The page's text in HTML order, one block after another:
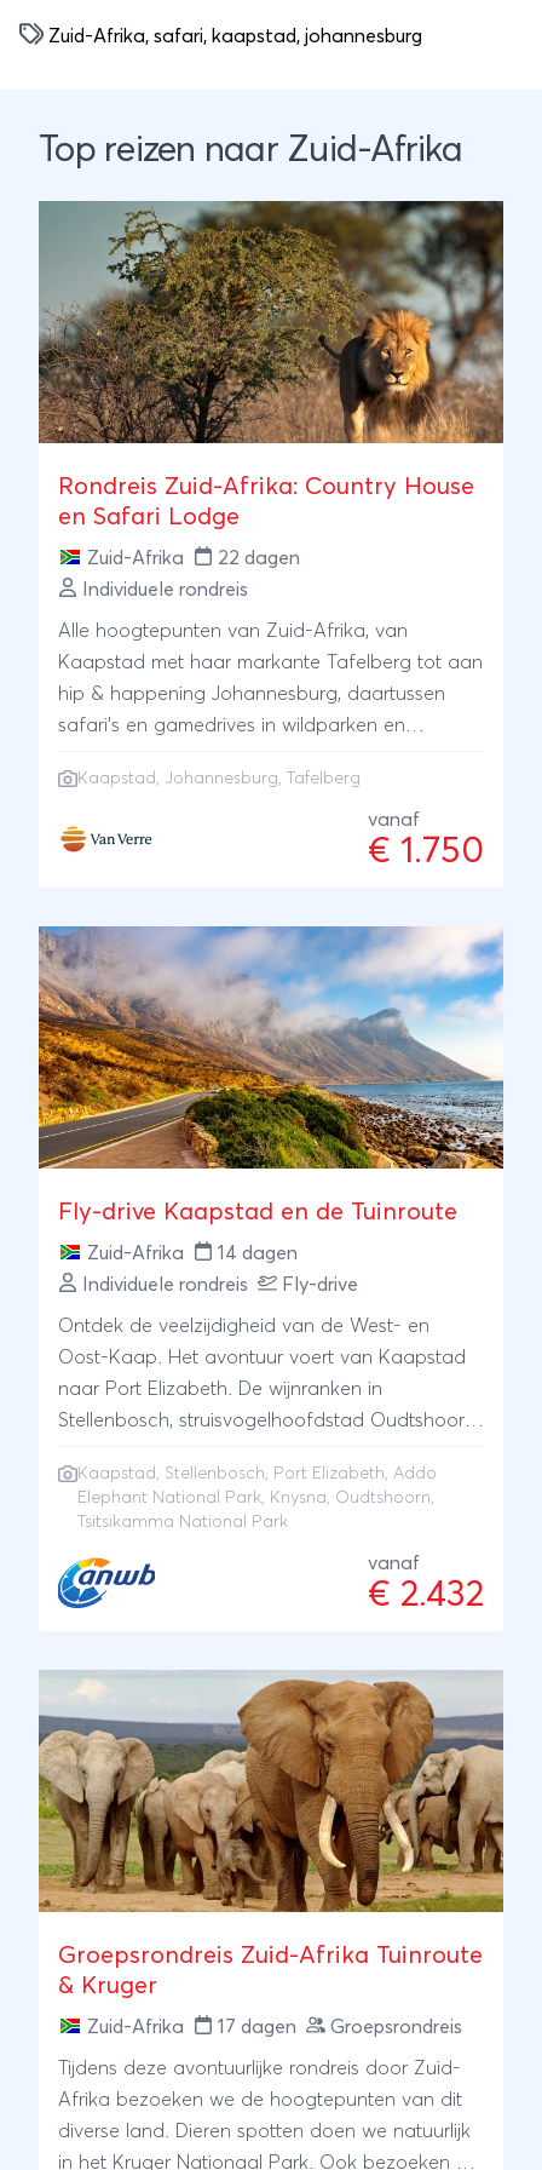
Zuid-Afrika, safari, kaapstad, johannesburg
Top reizen naar Zuid-Afrika
Rondreis Zuid-Afrika: Country House
en Safari Lodge
Zuid-Afrika
22 dagen
Individuele rondreis
Alle hoogtepunten van Zuid-Afrika, van
Kaapstad met haar markante Tafelberg tot aan
hip & happening Johannesburg, daartussen
safari’s en gamedrives in wildparken en
met de diversiteit in cultuur en natuur, wacht je
nòg een bijzondere ervaring: overnachten bij
mensen thuis, in landelijke hotelletjes,
die zo kenmerkend is voor de Zuid-Afrikaanse
bevolking. Bij Van Verre stel je jouw eigen reis
samen. Laat je inspireren door dit reisschema.
Geef jouw persoonlijke wensen en ideeën door
en de reis wordt op maat voor je samengesteld.
Ook de vertrekdatum bepaal jezelf!
Kaapstad Johannesburg Tafelberg
vanaf
€ 1.750
Fly-drive Kaapstad en de Tuinroute
Zuid-Afrika
14 dagen
Individuele rondreis
Fly-drive
Ontdek de veelzijdigheid van de West- en
Oost-Kaap. Het avontuur voert van Kaapstad
naar Port Elizabeth. De wijnranken in
Stellenbosch, struisvogelhoofdstad Oudtshoorn,
Elephant NP; je gaat het allemaal in een
ontspannen tempo beleven.
Kaapstad Stellenbosch Port Elizabeth
Addo
Elephant National Park
Knysna , Oudtshoorn,
Tsitsikamma National Park
vanaf
€ 2.432
Groepsrondreis Zuid-Afrika Tuinroute
& Kruger
Zuid-Afrika 17 dagen Groepsrondreis
Tijdens deze avontuurlijke rondreis door Zuid-
Afrika bezoeken we de hoogtepunten van dit
diverse land. Dieren spotten doen we natuurlijk
in het Kruger Nationaal Park. Ook bezoeken we